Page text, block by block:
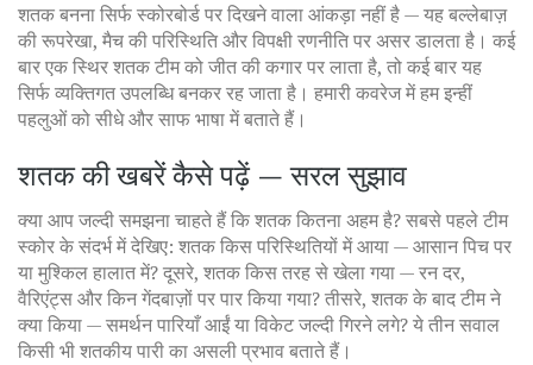
शतक बनना सिर्फ स्कोरबोर्ड पर दिखने वाला आंकड़ा नहीं है — यह बल्लेबाज़
की रूपरेखा, मैच की परिस्थिति और विपक्षी रणनीति पर असर डालता है। कई
बार एक स्थिर शतक टीम को जीत की कगार पर लाता है, तो कई बार यह
सिर्फ व्यक्तिगत उपलब्धि बनकर रह जाता है। हमारी कवरेज में हम इन्हीं
पहलुओं को सीधे और साफ भाषा में बताते हैं।
शतक की खबरें कैसे पढ़ें — सरल सुझाव
क्या आप जल्दी समझना चाहते हैं कि शतक कितना अहम है? सबसे पहले टीम
स्कोर के संदर्भ में देखिए: शतक किस परिस्थितियों में आया — आसान पिच पर
या मुश्किल हालात में? दूसरे, शतक किस तरह से खेला गया — रन दर,
वैरिएंट्स और किन गेंदबाज़ों पर पार किया गया? तीसरे, शतक के बाद टीम ने
क्या किया — समर्थन पारियाँ आईं या विकेट जल्दी गिरने लगे? ये तीन सवाल
किसी भी शतकीय पारी का असली प्रभाव बताते हैं।